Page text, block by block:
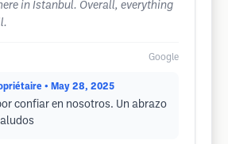
in Istanbul. Overall, everything
Google
• May 28, 2025
confiar en nosotros. Un abrazo